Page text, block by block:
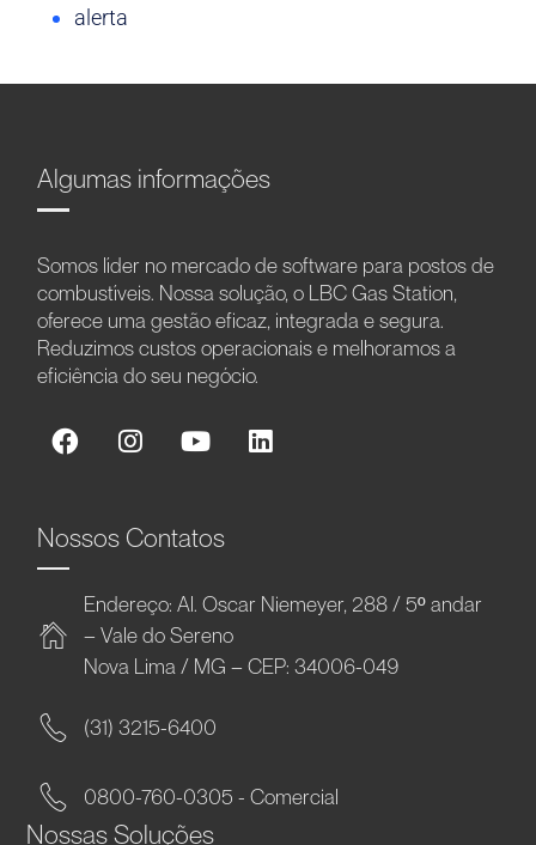
alerta
Algumas informações
Somos líder no mercado de software para postos de
combustíveis. Nossa solução, o LBC Gas Station,
oferece uma gestão eficaz, integrada e segura.
Reduzimos custos operacionais e melhoramos a
eficiência do seu negócio.
Nossos Contatos
Endereço: Al. Oscar Niemeyer, 288 / 5º andar
– Vale do Sereno
Nova Lima / MG – CEP: 34006-049
(31) 3215-6400
0800-760-0305 - Comercial
Nossas Soluções